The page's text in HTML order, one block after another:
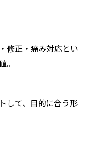
修正・痛み対応とい
。
して、目的に合う形